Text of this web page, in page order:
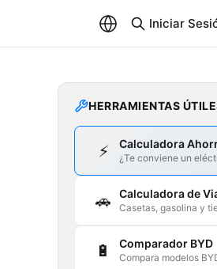
Iniciar
HERRAMIENTAS
⚡ Calculadora
¿Te conviene un
🚗 Calculadora de
Casetas, gasolina y
🔋 Comparador BYD
Compara modelos